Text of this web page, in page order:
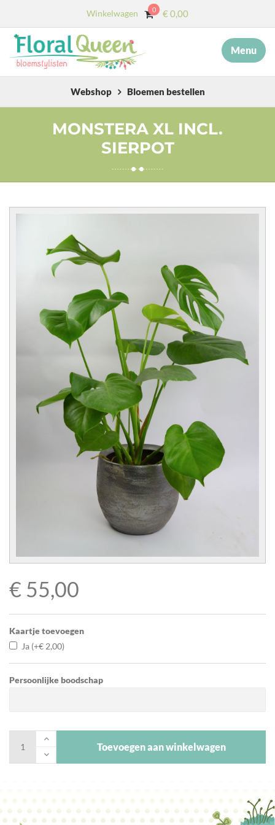
Winkelwagen 0 €0,00
Menu
Webshop Bloemen bestellen
MONSTERA XL INCL.
SIERPOT
€ 55,00
Kaartje toevoegen
Ja (+€ 2,00)
Persoonlijke boodschap
Toevoegen aan winkelwagen
MENU ×
AFSCHEID MET BLOEMEN
WEBSHOP